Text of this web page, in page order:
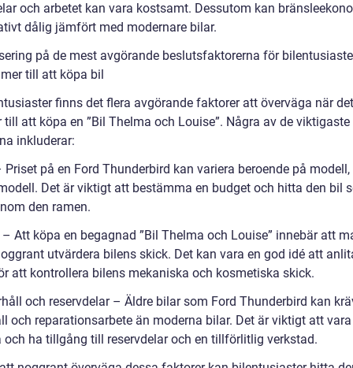
och arbetet kan vara kostsamt. Dessutom kan
dålig jämfört med modernare bilar.
på de mest avgörande beslutsfaktorerna för
till att köpa bil
finns det flera avgörande faktorer att överväga när det
till att köpa en ”Bil Thelma och Louise”. Några av de viktigaste
inkluderar:
Priset på en Ford Thunderbird kan variera beroende på
Det är viktigt att bestämma en budget och hitta den bil
den ramen.
Att köpa en begagnad ”Bil Thelma och Louise” innebär att
utvärdera bilens skick. Det kan vara en god idé att
att kontrollera bilens mekaniska och kosmetiska skick.
och reservdelar – Äldre bilar som Ford Thunderbird kan
och reparationsarbete än moderna bilar. Det är viktigt att
och ha tillgång till reservdelar och en tillförlitlig verkstad.